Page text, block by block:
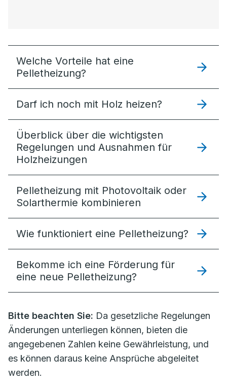
Welche Vorteile hat eine
Pelletheizung?
Darf ich noch mit Holz heizen?
Überblick über die wichtigsten
Regelungen und Ausnahmen für
Holzheizungen
Pelletheizung mit Photovoltaik oder
Solarthermie kombinieren
Wie funktioniert eine Pelletheizung?
Bekomme ich eine Förderung für
eine neue Pelletheizung?
Bitte beachten Sie: Da gesetzliche Regelungen
Änderungen unterliegen können, bieten die
angegebenen Zahlen keine Gewährleistung, und
es können daraus keine Ansprüche abgeleitet
werden.